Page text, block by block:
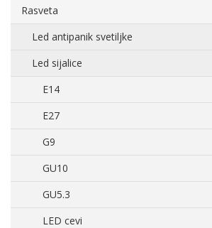
Rasveta
Led antipanik svetiljke
Led sijalice
E14
E27
G9
GU10
GU5.3
LED cevi